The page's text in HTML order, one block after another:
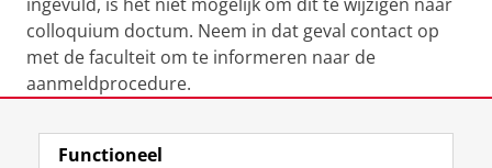
colloquium doctum. Neem in dat geval contact op
met de faculteit om te informeren naar de
aanmeldprocedure.
Laatst gewijzigd: 29 juli 2026 10:02
Functioneel